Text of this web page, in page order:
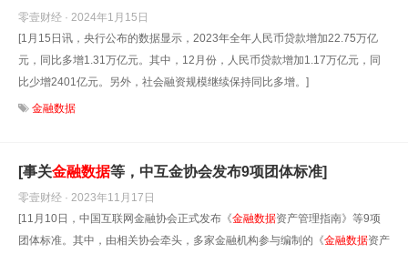
零壹财经 · 2024年1月15日
[1月15日讯，央行公布的数据显示，2023年全年人民币贷款增加22.75万亿
元，同比多增1.31万亿元。其中，12月份，人民币贷款增加1.17万亿元，同
比少增2401亿元。另外，社会融资规模继续保持同比多增。]
金融数据
[事关金融数据等，中互金协会发布9项团体标准]
零壹财经 · 2023年11月17日
[11月10日，中国互联网金融协会正式发布《金融数据资产管理指南》等9项
团体标准。其中，由相关协会牵头，多家金融机构参与编制的《金融数据资产